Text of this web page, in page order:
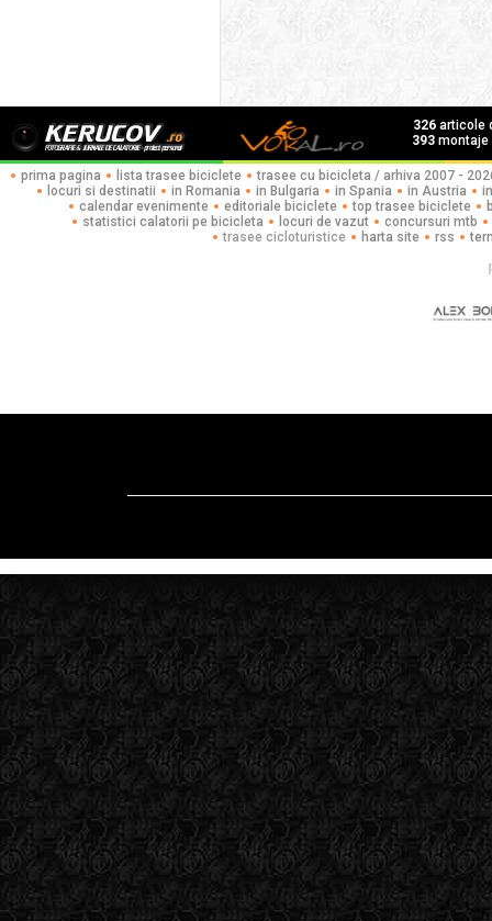
326articole
393montaje
prima pagina lista trasee biciclete
trasee cu bicicleta / arhiva 2007 -
locuri si destinatii
in Romania in Bulgaria in Spania in Austria
calendar evenimente
editoriale biciclete top trasee biciclete
statistici calatorii pe bicicleta
locuri de vazut
concursuri mtb
trasee cicloturistice
harta site rss